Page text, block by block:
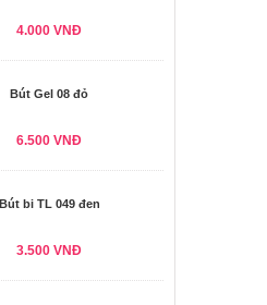
4.000 VNĐ
Bút Gel 08 đỏ
6.500 VNĐ
Bút bi TL 049 đen
3.500 VNĐ